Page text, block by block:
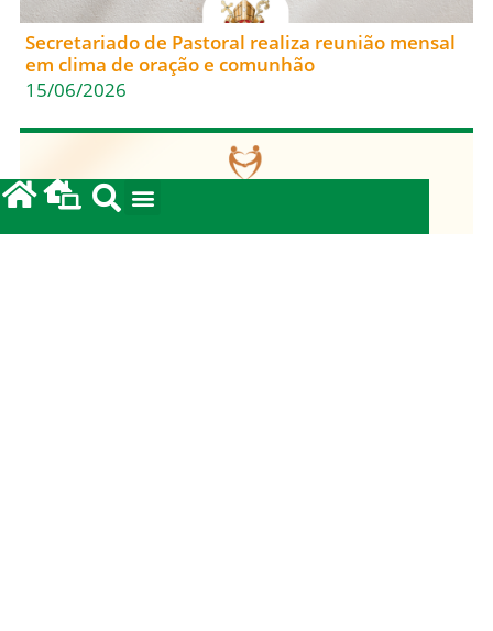
Secretariado de Pastoral realiza reunião mensal
em clima de oração e comunhão
15/06/2026